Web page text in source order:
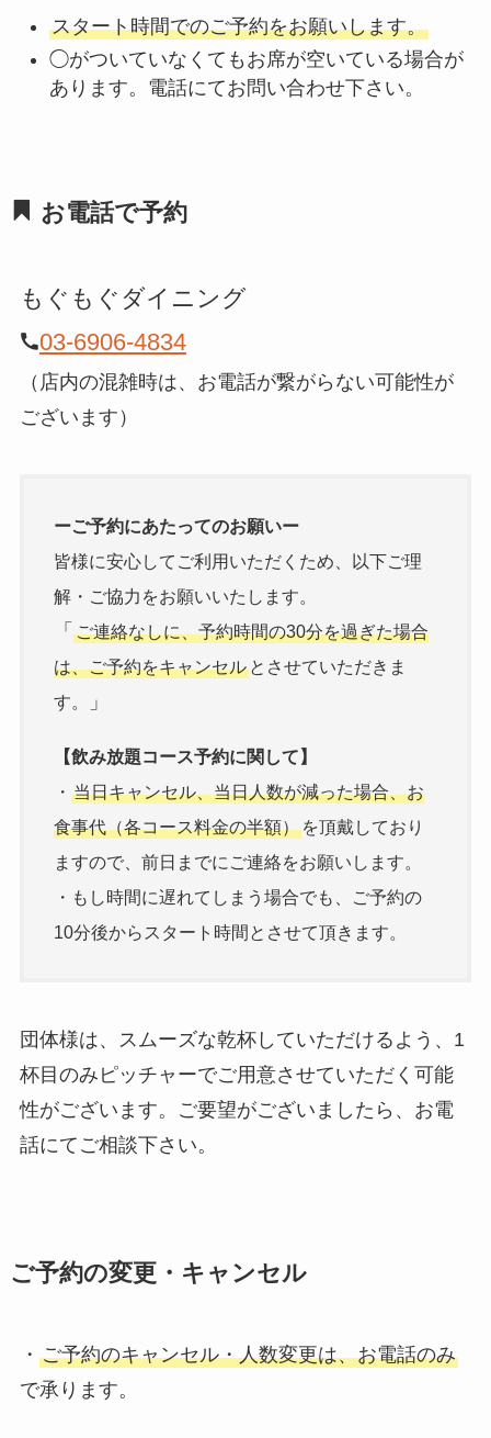
スタート時間でのご予約をお願いします。
◯がついていなくてもお席が空いている場合が
あります。電話にてお問い合わせ下さい。
お電話で予約
もぐもぐダイニング
03-6906-4834
（店内の混雑時は、お電話が繋がらない可能性が
ございます）
ーご予約にあたってのお願いー
皆様に安心してご利用いただくため、以下ご理
解・ご協力をお願いいたします。
「 ご連絡なしに、予約時間の30分を過ぎた場合
は、ご予約をキャンセルとさせていただきま
す。
」
【飲み放題コース予約に関して】
・ 当日キャンセル、当日人数が減った場合、お
食事代（各コース料金の半額）を頂戴しており
ますので、前日までにご連絡をお願いします。
・もし時間に遅れてしまう場合でも、ご予約の
10分後からスタート時間とさせて頂きます。
団体様は、スムーズな乾杯していただけるよう、1
杯目のみピッチャーでご用意させていただく可能
性がございます。ご要望がございましたら、お電
話にてご相談下さい。
ご予約の変更・キャンセル
・ ご予約のキャンセル・人数変更は、お電話のみ
で承ります。